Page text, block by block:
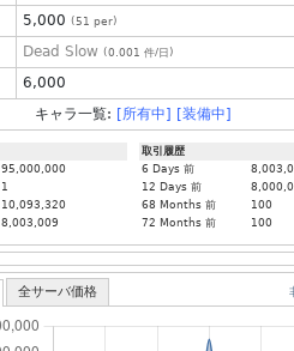
5,000 (51 per)
Dead Slow (0.001 件/日)
6,000
キャラ一覧: [所有中] [装備中]
95,000,000
1
10,093,320
8,003,009
取引履歴
6 Days 前
12 Days 前
68 Months 前
100
72 Months 前
100
全サーバ価格